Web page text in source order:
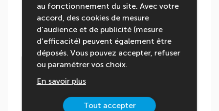
au fonctionnement du site. Avec votre
accord, des cookies de mesure
d’audience et de publicité (mesure
d’efficacité) peuvent également être
déposés. Vous pouvez accepter, refuser
ou paramétrer vos choix.
En savoir plus
Tout accepter